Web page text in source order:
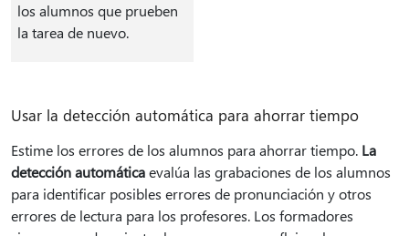
los alumnos que prueben
la tarea de nuevo.
Usar la detección automática para ahorrar tiempo
Estime los errores de los alumnos para ahorrar tiempo. La
detección automáticaevalúa las grabaciones de los alumnos
para identificar posibles errores de pronunciación y otros
errores de lectura para los profesores. Los formadores